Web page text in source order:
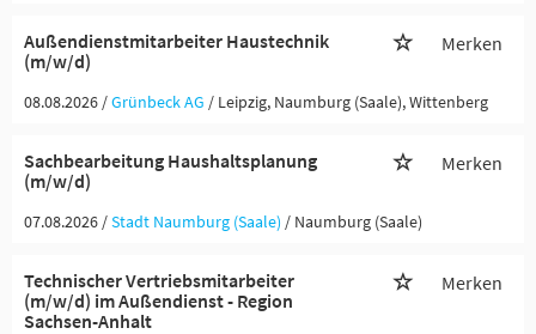
Außendienstmitarbeiter Haustechnik
(m/w/d)
Merken
08.08.2026 /Grünbeck AG / Leipzig, Naumburg (Saale), Wittenberg
Sachbearbeitung Haushaltsplanung
(m/w/d)
Merken
07.08.2026 /Stadt Naumburg (Saale) / Naumburg (Saale)
Technischer Vertriebsmitarbeiter
(m/w/d) im Außendienst - Region
Sachsen-Anhalt
Merken